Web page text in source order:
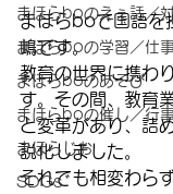
まほらboのえぇ話／
まほらboの学習／仕事
まほらboのあそび
まほらboの催し／行事
まほらじお
SDGs
まほらboで国語を
嶋です。
教育の世界に携わ
す。その間、教育
と変革があり、詰
説化しました。
それでも相変わら